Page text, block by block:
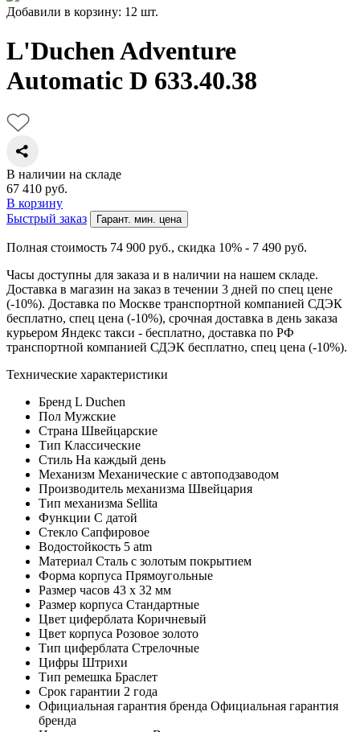
Добавили в корзину: 12 шт.
L'Duchen Adventure
Automatic D 633.40.38
В наличии на складе
67 410 руб.
В корзину
Быстрый заказ
Гарант. мин. цена
Полная стоимость 74 900 руб., скидка 10% - 7 490 руб.
Часы доступны для заказа и в наличии на нашем складе.
Доставка в магазин на заказ в течении 3 дней по спец цене
(-10%). Доставка по Москве транспортной компанией СДЭК
бесплатно, спец цена (-10%), срочная доставка в день заказа
курьером Яндекс такси - бесплатно, доставка по РФ
транспортной компанией СДЭК бесплатно, спец цена (-10%).
Технические характеристики
Бренд L Duchen
Пол Мужские
Страна Швейцарские
Тип Классические
Стиль На каждый день
Механизм Механические с автоподзаводом
Производитель механизма Швейцария
Тип механизма Sellita
Функции С датой
Стекло Сапфировое
Водостойкость 5 atm
Материал Сталь с золотым покрытием
Форма корпуса Прямоугольные
Размер часов 43 x 32 мм
Размер корпуса Стандартные
Цвет циферблата Коричневый
Цвет корпуса Розовое золото
Тип циферблата Стрелочные
Цифры Штрихи
Тип ремешка Браслет
Срок гарантии 2 года
Официальная гарантия бренда Официальная гарантия
бренда